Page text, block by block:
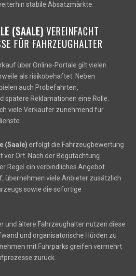
stabile Absatzmärkte.
(SAALE) VEREINFACHT
FÜR FAHRZEUGHALTER
über Online-Portale gilt vielen
als risikobehaftet. Neben
auch Probefahrten,
spätere Reklamationen eine Rolle.
viele Verkäufer zunehmend für
(Saale) erfolgt die Fahrzeugbewertung
vor Ort. Nach der Begutachtung
Regel ein verbindliches Angebot.
übernehmen viele Anbieter zusätzlich
sowie die sofortige
und ältere Fahrzeughalter nutzen diese
und organisatorische Hürden zu
mit Fuhrparks greifen vermehrt
zurück.